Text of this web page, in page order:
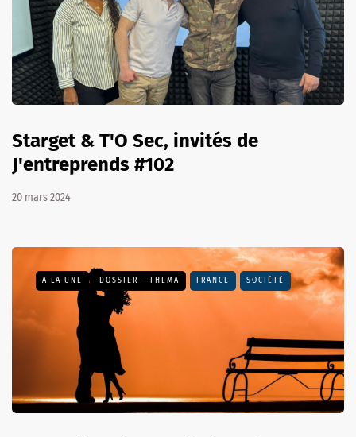
Starget & T'O Sec, invités de
J'entreprends #102
20 mars 2024
A LA UNE DOSSIER - THEMA FRANCE SOCIÉTÉ